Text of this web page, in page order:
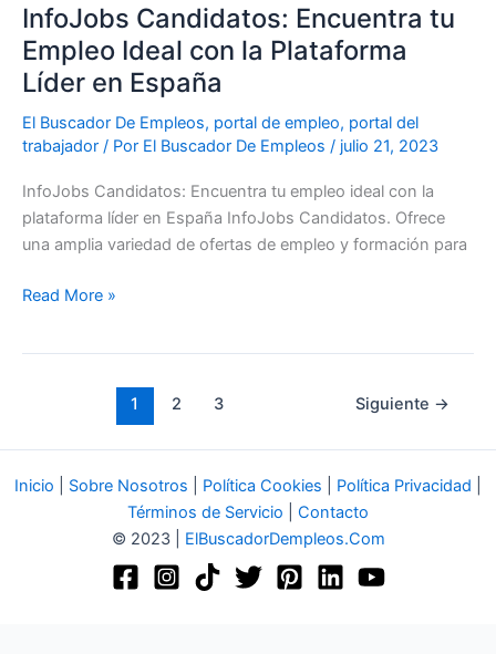
InfoJobs Candidatos: Encuentra tu
Empleo Ideal con la Plataforma
Líder en España
El Buscador De Empleos, portal de empleo, portal del
trabajador / Por El Buscador De Empleos / julio 21, 2023
InfoJobs Candidatos: Encuentra tu empleo ideal con la
plataforma líder en España InfoJobs Candidatos. Ofrece
una amplia variedad de ofertas de empleo y formación para
Encuentra
tu
Empleo
Ideal
con
la
Líder
en
España
Read More »
1 2 3 Siguiente →
Inicio Sobre Nosotros Política Cookies Política Privacidad
Términos de Servicio
Contacto
© 2023 | ElBuscadorDempleos.Com